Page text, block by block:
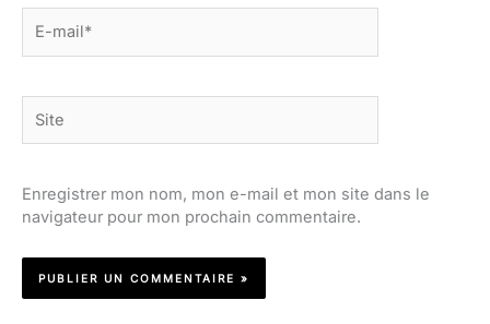
mail*
Enregistrer mon nom, mon e-mail et mon site dans le
navigateur pour mon prochain commentaire.